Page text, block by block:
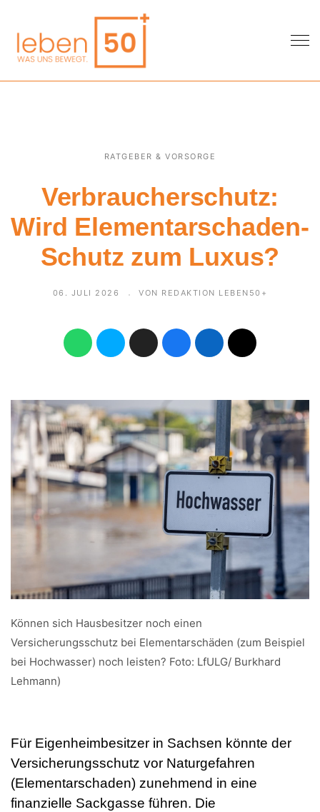
RATGEBER & VORSORGE
Verbraucherschutz:
Wird Elementarschaden-
Schutz zum Luxus?
06. JULI 2026 VON REDAKTION LEBEN50+
Können sich Hausbesitzer noch einen
Versicherungsschutz bei Elementarschäden (zum Beispiel
bei Hochwasser) noch leisten? Foto: LfULG/ Burkhard
Lehmann)
Für Eigenheimbesitzer in Sachsen könnte der
Versicherungsschutz vor Naturgefahren
(Elementarschaden) zunehmend in eine
finanzielle Sackgasse führen. Die